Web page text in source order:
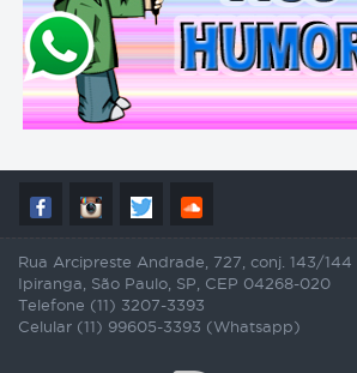
Rua Arcipreste Andrade, 727, conj. 143/144
Ipiranga, São Paulo, SP, CEP 04268-020
Telefone (11) 3207-3393
Celular (11) 99605-3393 (Whatsapp)